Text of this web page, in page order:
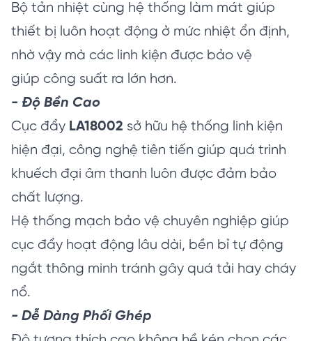
Bộ tản nhiệt cùng hệ thống làm mát giúp
thiết bị luôn hoạt động ở mức nhiệt ổn định,
nhờ vậy mà các linh kiện được bảo vệ
giúp công suất ra lớn hơn.
- Độ Bền Cao
Cục đẩy LA18002 sở hữu hệ thống linh kiện
hiện đại, công nghệ tiên tiến giúp quá trình
khuếch đại âm thanh luôn được đảm bảo
chất lượng.
Hệ thống mạch bảo vệ chuyên nghiệp giúp
cục đẩy hoạt động lâu dài, bền bỉ tự động
ngắt thông minh tránh gây quá tải hay cháy
nổ.
- Dễ Dàng Phối Ghép